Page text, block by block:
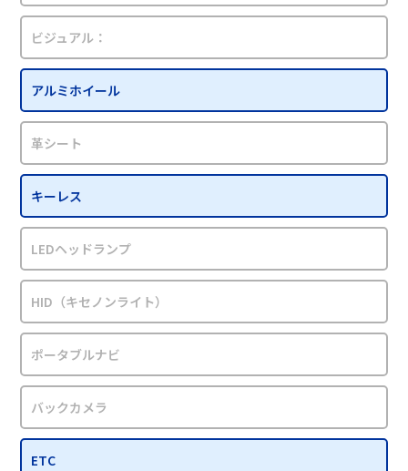
ビジュアル：
アルミホイール
革シート
キーレス
LEDヘッドランプ
HID（キセノンライト）
ポータブルナビ
バックカメラ
ETC